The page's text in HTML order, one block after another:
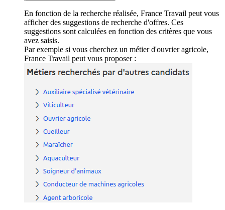
En fonction de la recherche réalisée, France Travail peut vous
afficher des suggestions de recherche d'offres. Ces
suggestions sont calculées en fonction des critères que vous
avez saisis.
Par exemple si vous cherchez un métier d'ouvrier agricole,
France Travail peut vous proposer :